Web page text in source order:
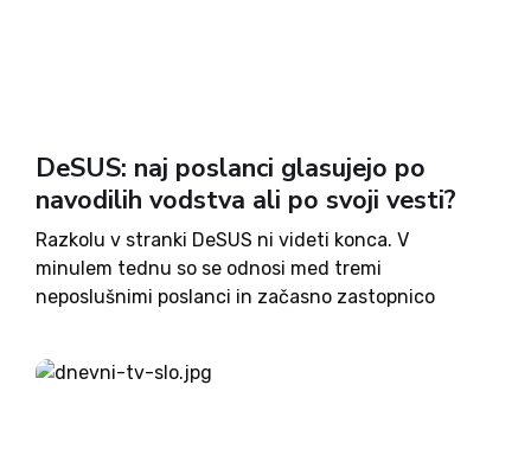
DeSUS: naj poslanci glasujejo po
navodilih vodstva ali po svoji vesti?
Razkolu v stranki DeSUS ni videti konca. V
minulem tednu so se odnosi med tremi
neposlušnimi poslanci in začasno zastopnico
Karla Erjavca zaostrili do te mere, da med seboj
komunicirajo preko...